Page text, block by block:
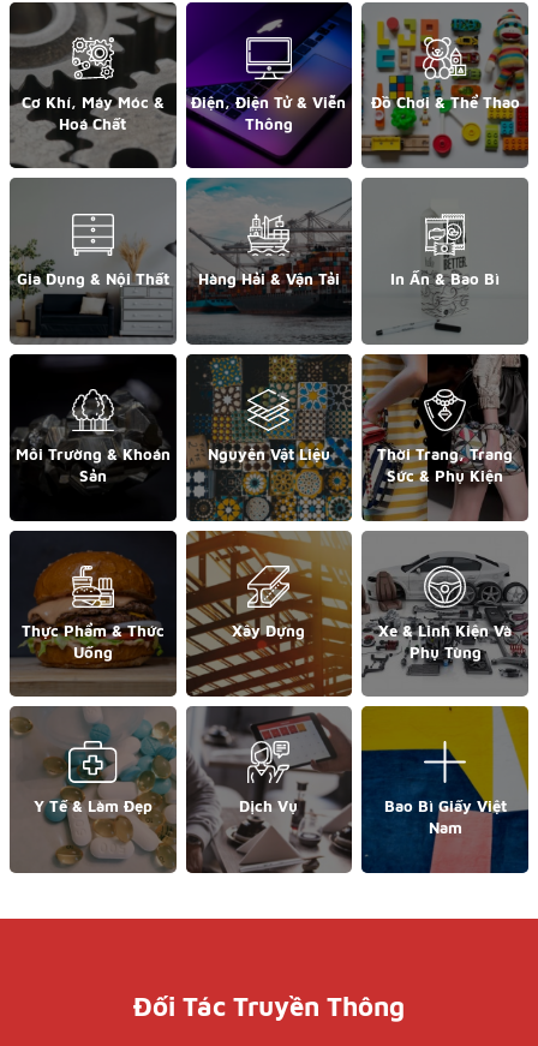
Cơ Khí, Máy Móc &
Hoá Chất
Điện, Điện Tử & Viễn
Thông
Đồ Chơi & Thể Thao
Gia Dụng & Nội Thất Hàng Hải & Vận Tải In Ấn & Bao Bì
Môi Trường & Khoán
Sản
Nguyên Vật Liệu
Thời Trang, Trang
Sức & Phụ Kiện
Thực Phẩm & Thức
Uống
Xây Dựng
Xe & Linh Kiện Và
Phụ Tùng
Y Tế & Làm Đẹp Dịch Vụ
Bao Bì Giấy Việt
Nam
Đối Tác Truyền Thông